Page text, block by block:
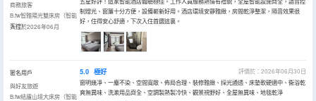
商務旅客
B.fw智雅陽光雙床房（智能
客控）
入住於2026年06月
制燈光、窗簾十分方便，設備嶄新好用。酒店環境安靜雅緻，房間乾淨整潔，隔音效果很
好，住得安心舒適，下次入住首選這裏。
匿名用戶
與好友旅遊
B.fw結廬山境大床房（智能
5.0 極好
評價於：2026年06月30日
窗明幾凈、一塵不染、空間寬敞、佈局合理、裝修雅緻、採光通透、床墊軟硬適中、衞浴乾
爽無異味、洗漱用品齊全、空調製熱製冷快、觀景視野好、全屋無異味、地毯乾淨